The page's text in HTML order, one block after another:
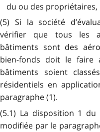
du ou des propriétaires,
(5) Si la société
vérifier que tous les
bâtiments sont des
bien-fonds doit le faire
bâtiments soient
résidentiels en
paragraphe (1).
(5.1) La disposition 1 du
modifiée par le